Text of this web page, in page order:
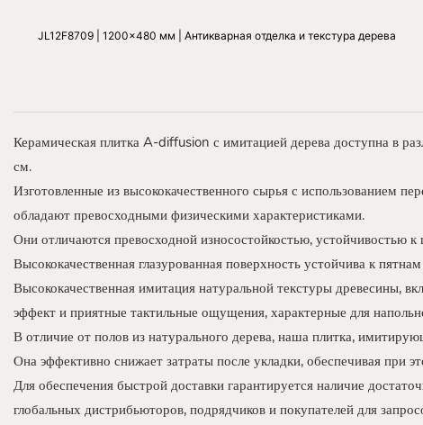
JL12F8709 | 1200x480 мм | Антикварная отделка и текстура дерева
Керамическая плитка A-diffusion с имитацией дерева доступна
см.
Изготовленные из высококачественного сырья с использованием
обладают превосходными физическими характеристиками.
Они отличаются превосходной износостойкостью, устойчивостью
Высококачественная глазурованная поверхность устойчива к
Высококачественная имитация натуральной текстуры древесины,
эффект и приятные тактильные ощущения, характерные для
В отличие от полов из натурального дерева, наша плитка,
Она эффективно снижает затраты после укладки, обеспечивая при
Для обеспечения быстрой доставки гарантируется наличие
глобальных дистрибьюторов, подрядчиков и покупателей для